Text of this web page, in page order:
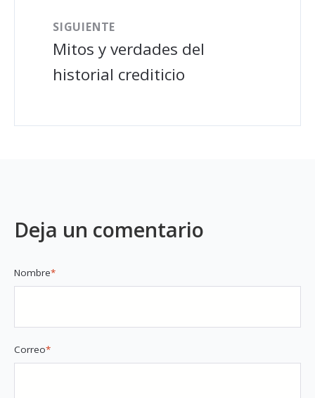
SIGUIENTE
Mitos y verdades del
historial crediticio
Deja un comentario
Nombre*
Correo*